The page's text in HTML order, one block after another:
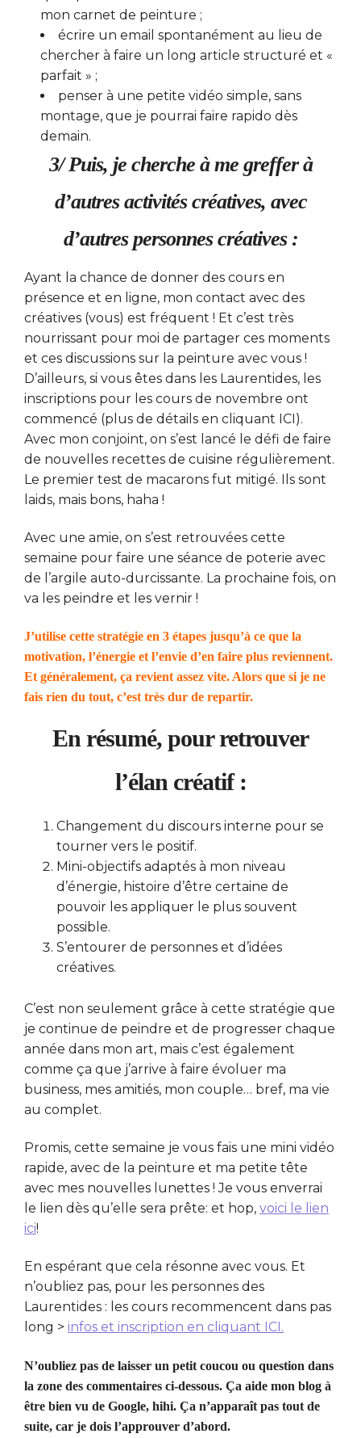
mon carnet de peinture ;
écrire un email spontanément au lieu de
chercher à faire un long article structuré et «
parfait » ;
penser à une petite vidéo simple, sans
montage, que je pourrai faire rapido dès
demain.
3/ Puis, je cherche à me greffer à
d’autres activités créatives, avec
d’autres personnes créatives :
Ayant la chance de donner des cours en
présence et en ligne, mon contact avec des
créatives (vous) est fréquent ! Et c’est très
nourrissant pour moi de partager ces moments
et ces discussions sur la peinture avec vous !
D’ailleurs, si vous êtes dans les Laurentides, les
inscriptions pour les cours de novembre ont
commencé (plus de détails en cliquant ICI).
Avec mon conjoint, on s’est lancé le défi de faire
de nouvelles recettes de cuisine régulièrement.
Le premier test de macarons fut mitigé. Ils sont
laids, mais bons, haha !
Avec une amie, on s’est retrouvées cette
semaine pour faire une séance de poterie avec
de l’argile auto-durcissante. La prochaine fois, on
va les peindre et les vernir !
J’utilise cette stratégie en 3 étapes jusqu’à ce que la
motivation, l’énergie et l’envie d’en faire plus reviennent.
Et généralement, ça revient assez vite. Alors que si je ne
fais rien du tout, c’est très dur de repartir.
En résumé, pour retrouver
l’élan créatif :
Changement du discours interne pour se
tourner vers le positif.
Mini-objectifs adaptés à mon niveau
d’énergie, histoire d’être certaine de
pouvoir les appliquer le plus souvent
possible.
S’entourer de personnes et d’idées
créatives.
C’est non seulement grâce à cette stratégie que
je continue de peindre et de progresser chaque
année dans mon art, mais c’est également
comme ça que j’arrive à faire évoluer ma
business, mes amitiés, mon couple… bref, ma vie
au complet.
Promis, cette semaine je vous fais une mini vidéo
rapide, avec de la peinture et ma petite tête
avec mes nouvelles lunettes ! Je vous enverrai
le lien dès qu’elle sera prête: et hop, voici le lien
ici!
En espérant que cela résonne avec vous. Et
n’oubliez pas, pour les personnes des
Laurentides : les cours recommencent dans pas
long > infos et inscription en cliquant ICI.
N’oubliez pas de laisser un petit coucou ou question dans
la zone des commentaires ci-dessous. Ça aide mon blog à
être bien vu de Google, hihi. Ça n’apparaît pas tout de
suite, car je dois l’approuver d’abord.